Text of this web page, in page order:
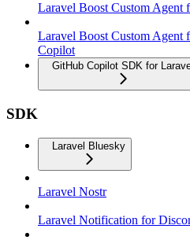
Laravel Boost Custom
Laravel Boost Custom
Copilot
GitHub Copilot SDK for
SDK
Laravel Bluesky
Laravel Nostr
Laravel Notification for